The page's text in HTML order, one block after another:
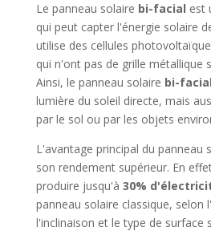
Le panneau solaire bi-facial est
qui peut capter l'énergie solaire
utilise des cellules
qui n'ont pas de grille métallique
Ainsi, le panneau solaire bi-facial
lumière du soleil directe, mais
par le sol ou par les objets
L'avantage principal du panneau
son rendement supérieur. En
produire jusqu'à 30%
panneau solaire classique, selon
l'inclinaison et le type de surface